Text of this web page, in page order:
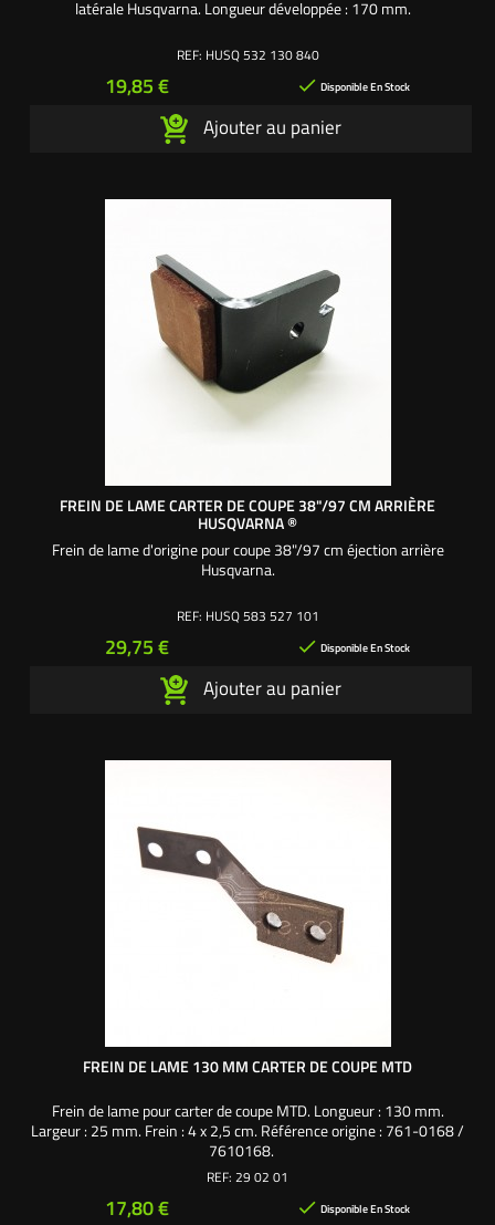
latérale Husqvarna. Longueur développée : 170 mm.
REF: HUSQ 532 130 840
Prix
19,85 €  Disponible En Stock
Ajouter au panier
FREIN DE LAME CARTER DE COUPE 38"/97 CM ARRIÈRE
HUSQVARNA ®
Frein de lame d'origine pour coupe 38"/97 cm éjection arrière
Husqvarna.
REF: HUSQ 583 527 101
Prix
29,75 €  Disponible En Stock
Ajouter au panier
FREIN DE LAME 130 MM CARTER DE COUPE MTD
Frein de lame pour carter de coupe MTD. Longueur : 130 mm.
Largeur : 25 mm. Frein : 4 x 2,5 cm. Référence origine : 761-0168 /
7610168.
REF: 29 02 01
Prix
17,80 €  Disponible En Stock